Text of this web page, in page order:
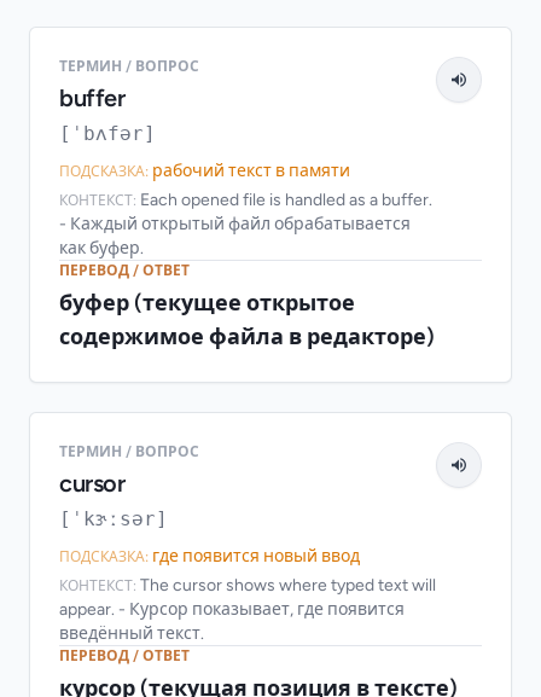
ТЕРМИН / ВОПРОС
buffer
[ˈbʌfər]
ПОДСКАЗКА: рабочий текст в памяти
КОНТЕКСТ: Each opened file is handled as a buffer.
- Каждый открытый файл обрабатывается
как буфер.
ПЕРЕВОД / ОТВЕТ
буфер (текущее открытое
содержимое файла в редакторе)
ТЕРМИН / ВОПРОС
cursor
[ˈkɝːsər]
ПОДСКАЗКА: где появится новый ввод
КОНТЕКСТ: The cursor shows where typed text will
appear. - Курсор показывает, где появится
введённый текст.
ПЕРЕВОД / ОТВЕТ
курсор (текущая позиция в тексте)